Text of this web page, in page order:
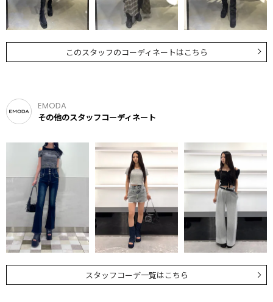
このスタッフのコーディネートはこちら
EMODA
その他のスタッフコーディネート
スタッフコーデ一覧はこちら